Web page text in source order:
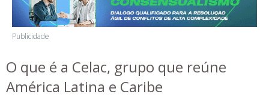
Publicidade
O que é a Celac, grupo que reúne
América Latina e Caribe